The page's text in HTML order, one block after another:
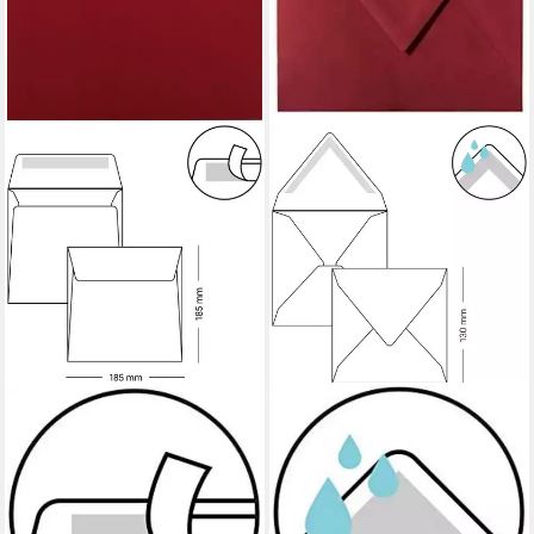
BRIEFUMSCHLÄGE24PLUS
Briefumschlag 25 St. 18,5 x
18,5 cm Briefumschläge
Quadratisch Bordeaux, 185 x
185 mm Briefumschläge
BRIEFUMSCHLÄGE24PLUS
Briefumschlag 25
St.Briefumschläge
Quadratisch 13 x 13 cm
feuchtklebend Bordeaxu, 130